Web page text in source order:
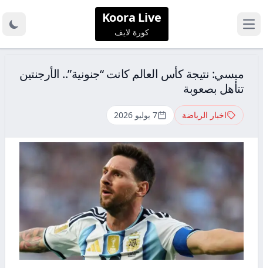
Koora Live
كورة لايف
ميسي: نتيجة كأس العالم كانت “جنونية”.. الأرجنتين
تتأهل بصعوبة
اخبار الرياضة 7 يوليو 2026